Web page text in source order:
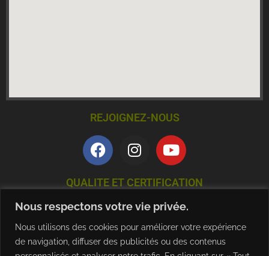
Nous respectons votre vie privée.
Nous utilisons des cookies pour améliorer votre expérience
de navigation, diffuser des publicités ou des contenus
REJOIGNEZ-NOUS
QUALITE ET CERTIFICATION